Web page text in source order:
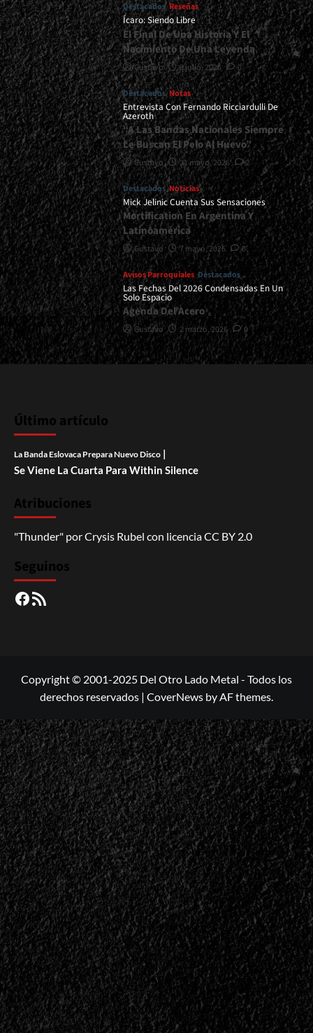
Destacados Reseñas
Ícaro: Siendo Libre
El Final De Una Historia Y El
Nacimiento De Una Leyenda
Gustavo 8 julio, 2026 0
Destacados Notas
Entrevista Con Fernando Ricciardulli De
Azeroth
“A Las Bandas Nacionales Siempre
Le Buscan El Pelo Al Huevo”
Gustavo 21 mayo, 2026 2
Destacados Noticias
Mick Jelinic Cuenta Sus Sensaciones
Mortification En Argentina Y
Latinoamérica
Gustavo 7 mayo, 2026 0
Avisos Parroquiales Destacados
Las Fechas Del 2026 Condensadas En Un
Solo Espacio
Agenda Del Acero
Gustavo 2 marzo, 2026 0
Último artículo
La Banda Eslovaca Prepara Nuevo Disco |
Se Viene La Cuarta Para Within Silence
Atribuciones
"Thunder" porCrysis Rubel con licenciaCC BY 2.0
Seguinos
Facebook
RSS
Copyright © 2001-2025 Del Otro Lado Metal - Todos los
derechos reservados | CoverNews by AF themes.